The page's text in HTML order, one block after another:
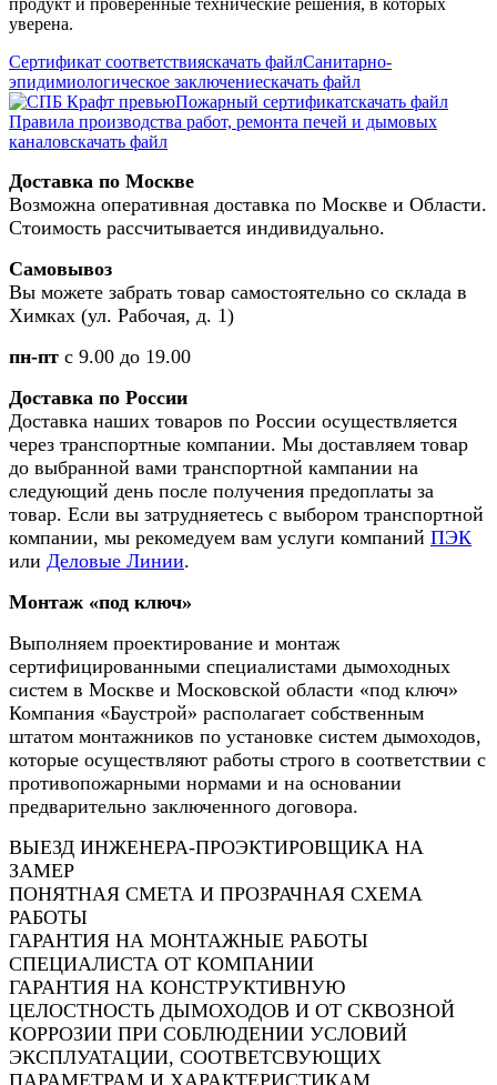
уверена.
Сертификат соответствияскачать файлСанитарно-
эпидимиологическое заключениескачать файл
Пожарный сертификатскачать файл
Правила производства работ, ремонта печей и дымовых
каналовскачать файл
Доставка по Москве
Возможна оперативная доставка по Москве и Области.
Стоимость рассчитывается индивидуально.
Самовывоз
Вы можете забрать товар самостоятельно со склада в
Химках (ул. Рабочая, д. 1)
пн-пт с 9.00 до 19.00
Доставка по России
Доставка наших товаров по России осуществляется
через транспортные компании. Мы доставляем товар
до выбранной вами транспортной кампании на
следующий день после получения предоплаты за
товар. Если вы затрудняетесь с выбором транспортной
компании, мы рекомедуем вам услуги компаний ПЭК
или Деловые Линии.
Монтаж «под ключ»
Выполняем проектирование и монтаж
сертифицированными специалистами дымоходных
систем в Москве и Московской области «под ключ»
Компания «Баустрой» располагает собственным
штатом монтажников по установке систем дымоходов,
которые осуществляют работы строго в соответствии с
противопожарными нормами и на основании
предварительно заключенного договора.
ВЫЕЗД ИНЖЕНЕРА-ПРОЭКТИРОВЩИКА НА
ЗАМЕР
ПОНЯТНАЯ СМЕТА И ПРОЗРАЧНАЯ СХЕМА
РАБОТЫ
ГАРАНТИЯ НА МОНТАЖНЫЕ РАБОТЫ
СПЕЦИАЛИСТА ОТ КОМПАНИИ
ГАРАНТИЯ НА КОНСТРУКТИВНУЮ
ЦЕЛОСТНОСТЬ ДЫМОХОДОВ И ОТ СКВОЗНОЙ
КОРРОЗИИ ПРИ СОБЛЮДЕНИИ УСЛОВИЙ
ЭКСПЛУАТАЦИИ, СООТВЕТСВУЮЩИХ
ПАРАМЕТРАМ И ХАРАКТЕРИСТИКАМ